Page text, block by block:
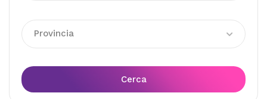
Provincia
Cerca